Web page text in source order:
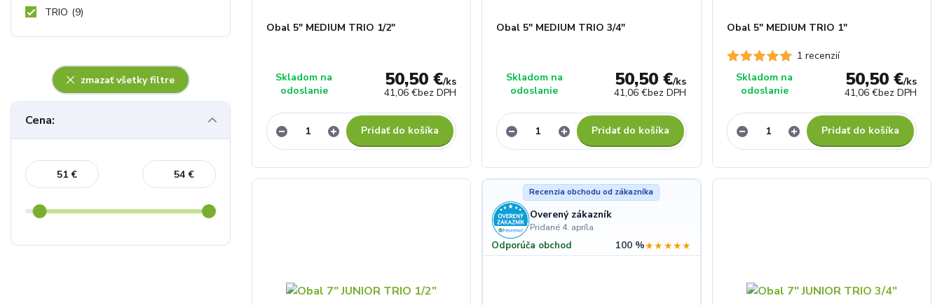
Obal 5" MEDIUM TRIO 1/2"
50,50 €/ks
41,06 €bez DPH
Skladom na
odoslanie
Pridať do košíka
Obal 5" MEDIUM TRIO 3/4"
50,50 €/ks
41,06 €bez DPH
Skladom na
odoslanie
Pridať do košíka
1 recenzií
Obal 5" MEDIUM TRIO 1"
50,50 €/ks
41,06 €bez DPH
Skladom na
odoslanie
Pridať do košíka
Recenzia obchodu od zákazníka
Overený zákazník
Pridané 4. apríla
Odporúča obchod 100 %★★★★★
Cena:
€ €
TRIO (9)
zmazať všetky filtre